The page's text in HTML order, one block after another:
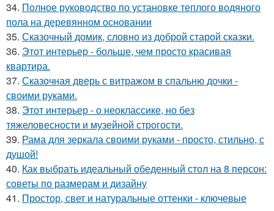
34. Полное руководство по установке теплого водяного
пола на деревянном основании
35. Сказочный домик, словно из доброй старой сказки.
36. Этот интерьер - больше, чем просто красивая
квартира.
37. Сказочная дверь с витражом в спальню дочки -
своими руками.
38. Этот интерьер - о неоклассике, но без
тяжеловесности и музейной строгости.
39. Рама для зеркала своими руками - просто, стильно, с
душой!
40. Как выбрать идеальный обеденный стол на 8 персон:
советы по размерам и дизайну
41. Простор, свет и натуральные оттенки - ключевые